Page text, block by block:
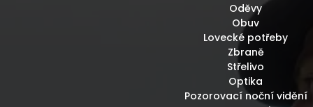
Oděvy
Obuv
Lovecké potřeby
Zbraně
Střelivo
Optika
Pozorovací noční vidění